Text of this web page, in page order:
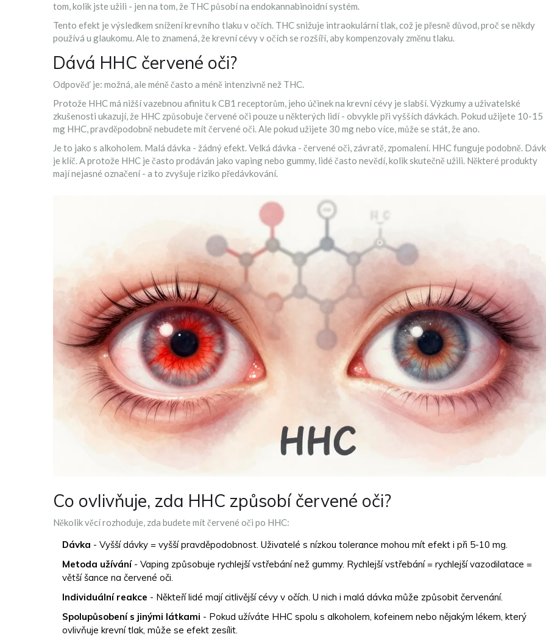
tom, kolik jste užili - jen na tom, že THC působí na endokannabinoidní systém.
Tento efekt je výsledkem snížení krevního tlaku v očích. THC snižuje intraokulární tlak, což je přesně důvod, proč se někdy
používá u glaukomu. Ale to znamená, že krevní cévy v očích se rozšíří, aby kompenzovaly změnu tlaku.
Dává HHC červené oči?
Odpověď je: možná, ale méně často a méně intenzivně než THC.
Protože HHC má nižší vazebnou afinitu k CB1 receptorům, jeho účinek na krevní cévy je slabší. Výzkumy a uživatelské
zkušenosti ukazují, že HHC způsobuje červené oči pouze u některých lidí - obvykle při vyšších dávkách. Pokud užijete 10-15
mg HHC, pravděpodobně nebudete mít červené oči. Ale pokud užijete 30 mg nebo více, může se stát, že ano.
Je to jako s alkoholem. Malá dávka - žádný efekt. Velká dávka - červené oči, závratě, zpomalení. HHC funguje podobně.
je klíč. A protože HHC je často prodáván jako vaping nebo gummy, lidé často nevědí, kolik skutečně užili. Některé produkty
mají nejasné označení - a to zvyšuje riziko předávkování.
Co ovlivňuje, zda HHC způsobí červené oči?
Několik věcí rozhoduje, zda budete mít červené oči po HHC:
Dávka - Vyšší dávky = vyšší pravděpodobnost. Uživatelé s nízkou tolerance mohou mít efekt i při 5-10 mg.
Metoda užívání- Vaping způsobuje rychlejší vstřebání než gummy. Rychlejší vstřebání = rychlejší vazodilatace =
větší šance na červené oči.
Individuální reakce - Někteří lidé mají citlivější cévy v očích. U nich i malá dávka může způsobit červenání.
Spolupůsobení s jinými látkami - Pokud užíváte HHC spolu s alkoholem, kofeinem nebo nějakým lékem, který
ovlivňuje krevní tlak, může se efekt zesílit.